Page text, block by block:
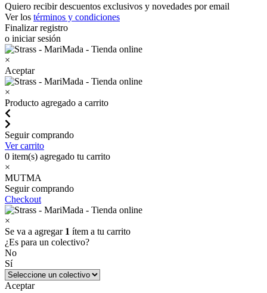
Quiero recibir descuentos exclusivos y novedades por email
Ver los términos y condiciones
Finalizar registro
o iniciar sesión
×
Aceptar
×
Producto agregado a carrito
Seguir comprando
Ver carrito
0 item(s) agregado tu carrito
×
MUTMA
Seguir comprando
Checkout
×
Se va a agregar 1 ítem a tu carrito
¿Es para un colectivo?
No
Sí
Aceptar